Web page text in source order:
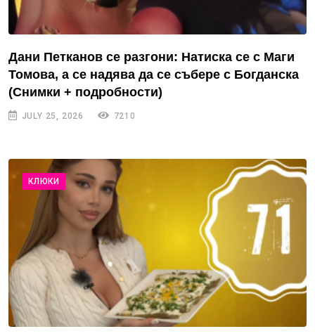
Дани Петканов се разгони: Натиска се с Маги
Томова, а се надява да се събере с Богданска
(Снимки + подробности)
JULY 25, 2026 7210
КЛЮКИ